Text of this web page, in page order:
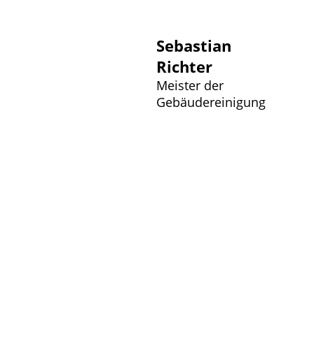
Sebastian
Richter
Meister der
Gebäudereinigung